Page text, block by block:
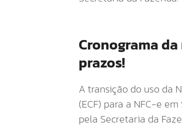
Cronograma
prazos!
A transição do uso da
(ECF) para a NFC-e
pela Secretaria da